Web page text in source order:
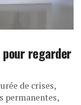
regarder
de crises,
permanentes,